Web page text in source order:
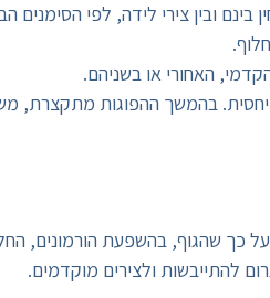
ובין צירי לידה, לפי הסימנים
האחורי או בשניהם.
יחסית. בהמשך ההפוגות מתקצרת,
כך שהגוף, בהשפעת הורמונים,
להתייבשות ולצירים מוקדמים.